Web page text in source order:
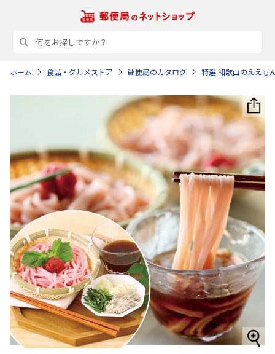
ホーム 食品・グルメストア 郵便局のカタログ 特選 和歌山のええも